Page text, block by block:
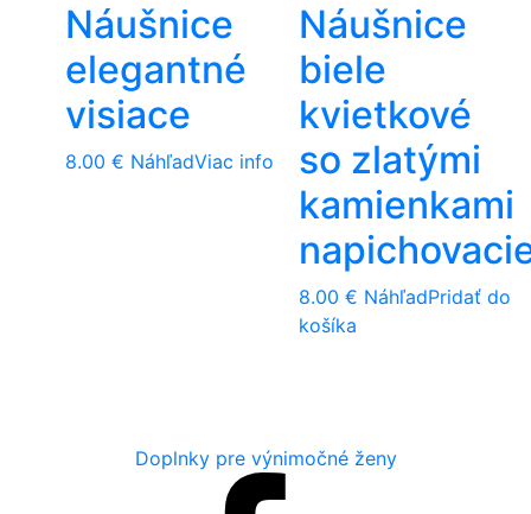
Náušnice
elegantné
visiace
8.00 € NáhľadViac info
Náušnice
biele
kvietkové
so zlatými
kamienkami
8.00 € NáhľadPridať do
košíka
Doplnky pre výnimočné ženy